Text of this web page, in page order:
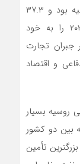
که اتحادیه اروپا مهم‌ترین شریک تجاری روسیه بود و ۳۷.۳
درصد از تجارت بین‌المللی کالا در سال ۲۰۲۰ را به خود
چین در جبران تجارت
و اقتصاد
روسیه بسیار
دوجانبه بین دو کشور
بزرگترین تأمین